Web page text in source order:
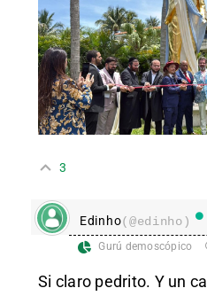
3
Edinho(@edinho)
Gurú demoscópico
Si claro pedrito. Y un